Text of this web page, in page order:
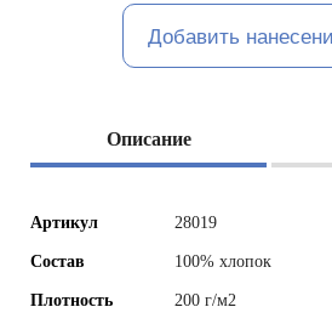
Добавить
Описание
Артикул 28019
Состав 100% хлопок
Плотность 200 г/м2